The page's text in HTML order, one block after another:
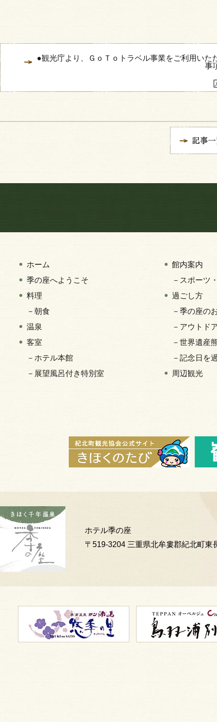
●観光庁より、ＧｏＴｏトラベル事業をご利用い
事
ホーム
季の座へようこそ
料理
－朝食
温泉
客室
－ホテル本館
－展望風呂付き特別室
館内案内
－スポーツ
過ごし方
－季の座の
－アウトド
－世界遺産
－記念日を
周辺観光
ホテル季の座
〒519-3204 三重県北牟婁郡紀北町東